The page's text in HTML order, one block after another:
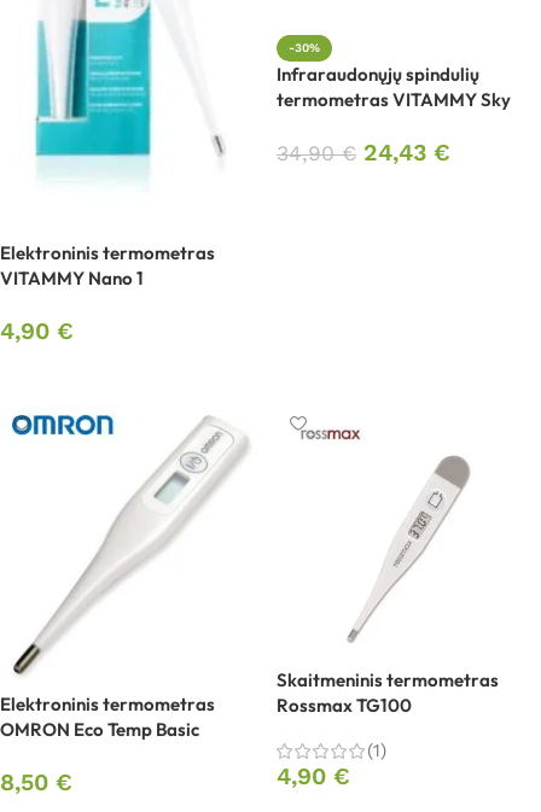
Elektroninis termometras
VITAMMY Nano 1
4,90 €
-30%
Infraraudonųjų spindulių
termometras VITAMMY Sky
34,90€ 24,43 €
Elektroninis termometras
OMRON Eco Temp Basic
8,50 €
Skaitmeninis termometras
Rossmax TG100
(1)
4,90 €